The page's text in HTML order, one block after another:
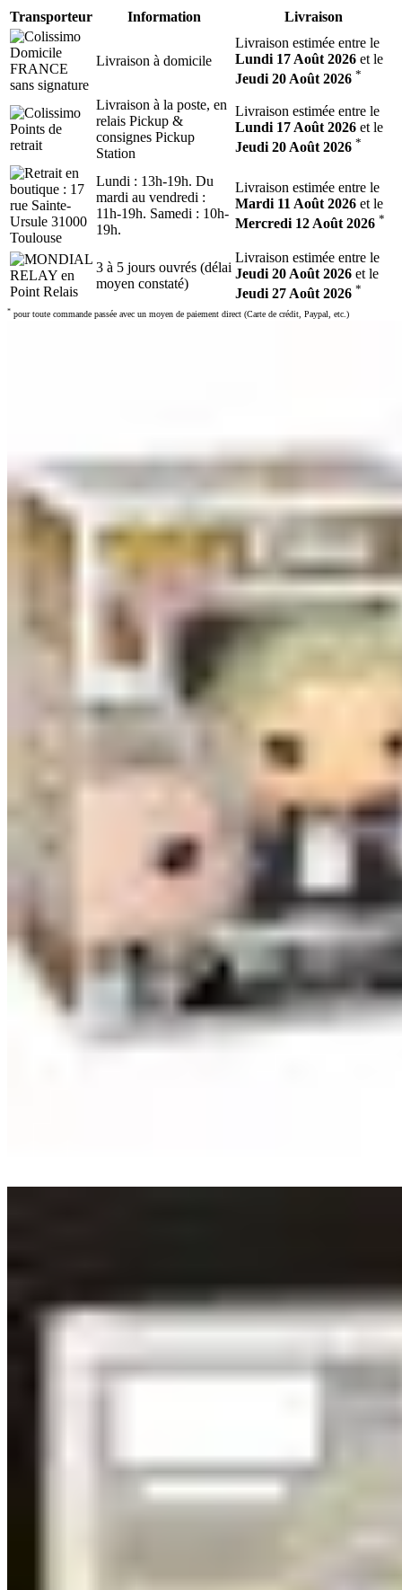
Transporteur Information Livraison
Livraison à domicile
Livraison estimée entre le
Lundi 17 Août 2026 et le
Jeudi 20 Août 2026 *
Livraison à la poste, en
relais Pickup &
consignes Pickup
Station
Livraison estimée entre le
Lundi 17 Août 2026 et le
Jeudi 20 Août 2026 *
Lundi : 13h-19h. Du
mardi au vendredi :
11h-19h. Samedi : 10h-
19h.
Livraison estimée entre le
Mardi 11 Août 2026 et le
Mercredi 12 Août 2026 *
3 à 5 jours ouvrés (délai
moyen constaté)
Livraison estimée entre le
Jeudi 20 Août 2026 et le
Jeudi 27 Août 2026 *
* pour toute commande passée avec un moyen de paiement direct (Carte de crédit, Paypal, etc.)